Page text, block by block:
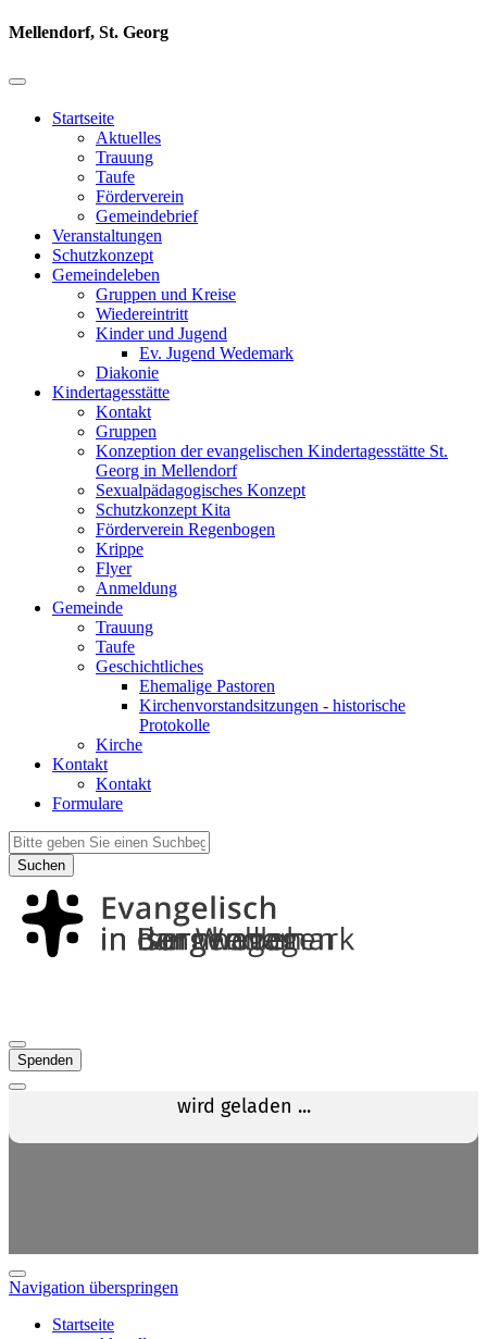
Mellendorf, St. Georg
Startseite
Aktuelles
Trauung
Taufe
Förderverein
Gemeindebrief
Veranstaltungen
Schutzkonzept
Gemeindeleben
Gruppen und Kreise
Wiedereintritt
Kinder und Jugend
Ev. Jugend Wedemark
Diakonie
Kindertagesstätte
Kontakt
Gruppen
Konzeption der evangelischen Kindertagesstätte St.
Georg in Mellendorf
Sexualpädagogisches Konzept
Schutzkonzept Kita
Förderverein Regenbogen
Krippe
Flyer
Anmeldung
Gemeinde
Trauung
Taufe
Geschichtliches
Ehemalige Pastoren
Kirchenvorstandsitzungen - historische
Protokolle
Kirche
Kontakt
Kontakt
Formulare
Suchen
Spenden
Navigation überspringen
Startseite